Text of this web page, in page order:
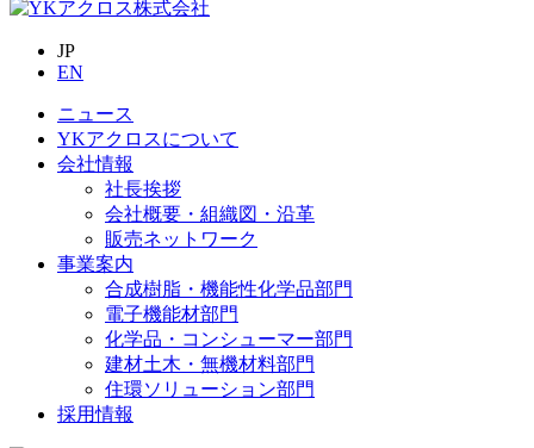
JP
EN
ニュース
YKアクロスについて
会社情報
社長挨拶
会社概要・組織図・沿革
販売ネットワーク
事業案内
合成樹脂・機能性化学品部門
電子機能材部門
化学品・コンシューマー部門
建材土木・無機材料部門
住環ソリューション部門
採用情報